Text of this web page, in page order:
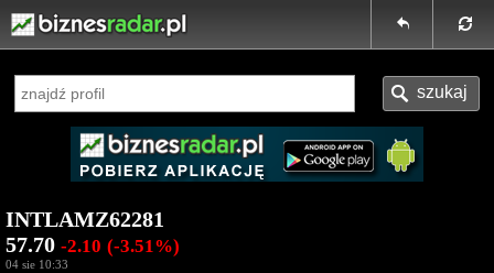
INTLAMZ62281
57.70 -2.10 (-3.51%)
04 sie 10:33